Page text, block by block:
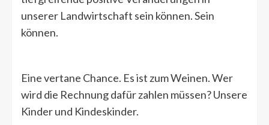
unserer Landwirtschaft sein können. Sein
können.
Eine vertane Chance. Es ist zum Weinen. Wer
wird die Rechnung dafür zahlen müssen? Unsere
Kinder und Kindeskinder.